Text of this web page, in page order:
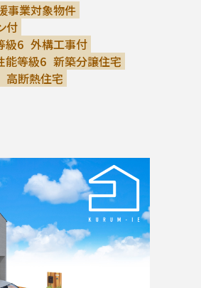
事業対象物件
付
級6 外構工事付
能等級6 新築分譲住宅
高断熱住宅